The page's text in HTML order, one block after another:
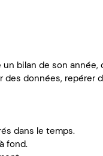
bilan de son année,
des données, repérer
dans le temps.
fond.